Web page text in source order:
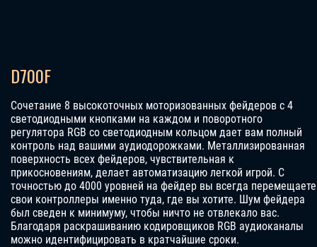
D700F
Сочетание 8 высокоточных моторизованных фейдеров с 4
светодиодными кнопками на каждом и поворотного
регулятора RGB со светодиодным кольцом дает вам полный
контроль над вашими аудиодорожками. Металлизированная
поверхность всех фейдеров, чувствительная к
прикосновениям, делает автоматизацию легкой игрой. С
точностью до 4000 уровней на фейдер вы всегда перемещаете
свои контроллеры именно туда, где вы хотите. Шум фейдера
был сведен к минимуму, чтобы ничто не отвлекало вас.
Благодаря раскрашиванию кодировщиков RGB аудиоканалы
можно идентифицировать в кратчайшие сроки.